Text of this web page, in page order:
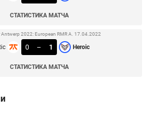
СТАТИСТИКА МАТЧА
Antwerp 2022: European RMR A. 17.04.2022
0 – 1 Heroic
СТАТИСТИКА МАТЧА